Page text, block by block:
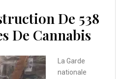
De 538
De Cannabis
La Garde
nationale